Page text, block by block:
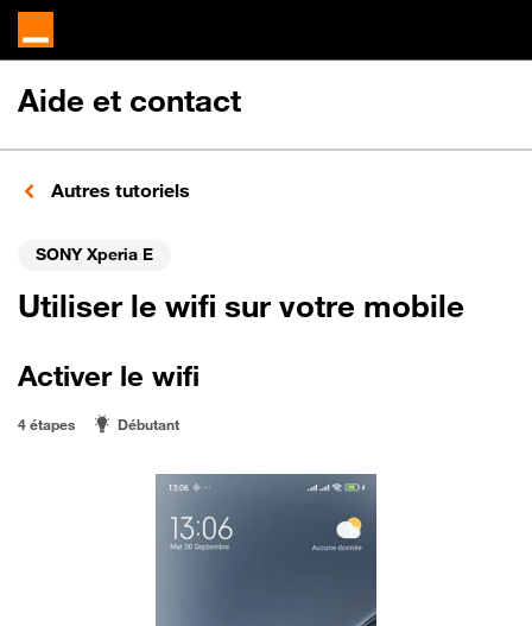
Aide et contact
Autres tutoriels
SONY Xperia E
Utiliser le wifi sur votre mobile
Activer le wifi
4 étapes Débutant